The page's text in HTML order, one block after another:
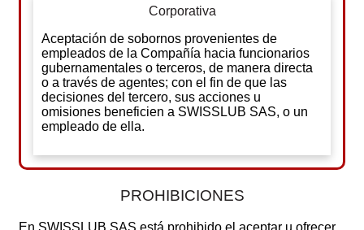
Corporativa
Aceptación de sobornos provenientes de
empleados de la Compañía hacia funcionarios
gubernamentales o terceros, de manera directa
o a través de agentes; con el fin de que las
decisiones del tercero, sus acciones u
omisiones beneficien a SWISSLUB SAS, o un
empleado de ella.
PROHIBICIONES
En SWISSLUB SAS está prohibido el aceptar u ofrecer